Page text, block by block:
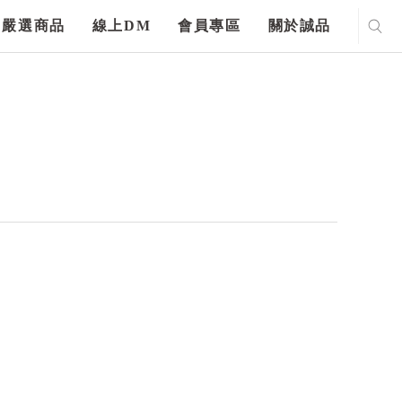
嚴選商品 線上DM 會員專區 關於誠品